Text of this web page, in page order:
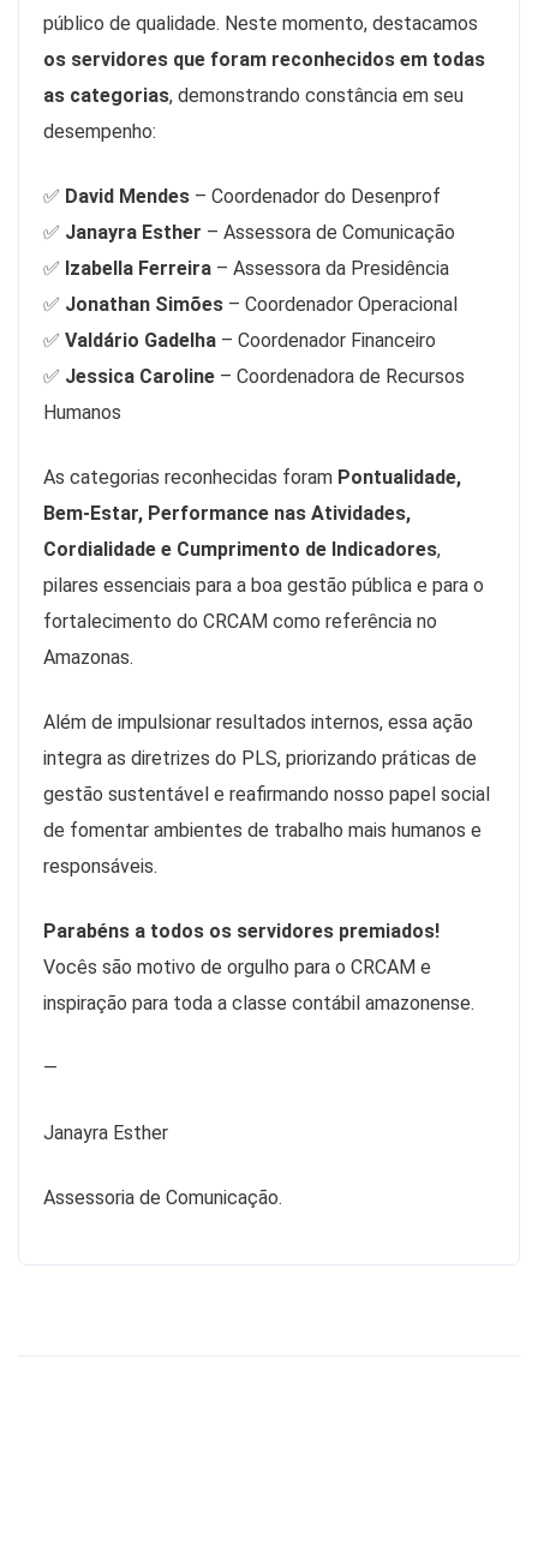
público de qualidade. Neste momento, destacamos
os servidores que foram reconhecidos em todas
as categorias, demonstrando constância em seu
desempenho:
✅ David Mendes – Coordenador do Desenprof
✅ Janayra Esther – Assessora de Comunicação
✅ Izabella Ferreira – Assessora da Presidência
✅ Jonathan Simões – Coordenador Operacional
✅ Valdário Gadelha – Coordenador Financeiro
✅ Jessica Caroline – Coordenadora de Recursos
Humanos
As categorias reconhecidas foram Pontualidade,
Bem-Estar, Performance nas Atividades,
Cordialidade e Cumprimento de Indicadores,
pilares essenciais para a boa gestão pública e para o
fortalecimento do CRCAM como referência no
Amazonas.
Além de impulsionar resultados internos, essa ação
integra as diretrizes do PLS, priorizando práticas de
gestão sustentável e reafirmando nosso papel social
de fomentar ambientes de trabalho mais humanos e
responsáveis.
Parabéns a todos os servidores premiados!
Vocês são motivo de orgulho para o CRCAM e
inspiração para toda a classe contábil amazonense.
—
Janayra Esther
Assessoria de Comunicação.